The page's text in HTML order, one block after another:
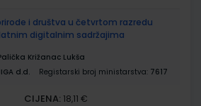
prirode i društva u četvrtom razredu
digitalnim sadržajima
Križanac Lukša
d.d. Registarski broj ministarstva: 7617
CIJENA: 18,11 €